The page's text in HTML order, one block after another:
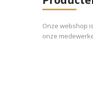
Onze webshop
onze